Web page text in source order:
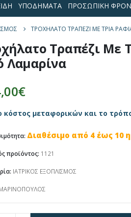
ΥΠΟΔΗΜΑΤΑ ΠΡΟΣΩΠΙΚΗ
ΤΡΟΧΉΛΑΤΟ ΤΡΑΠΈΖΙ ΜΕ ΤΡΊΑ
Τραπέζι Με
Λαμαρίνα
€
κόστος μεταφορικών και το
Διαθέσιμο από 4 έως 10
προϊόντος: 1121
ΙΑΤΡΙΚΟΣ ΕΞΟΠΛΙΣΜΟΣ